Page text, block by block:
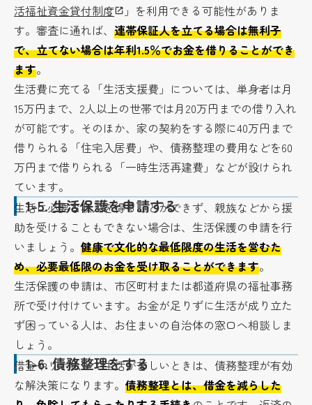
活福祉資金貸付制度
」を利用できる可能性がありま
す。審査に通れば、連帯保証人を立てる場合は無利子
で、立てない場合は年利1.5％でお金を借りることができ
ます。
生活費に充てる「生活支援費」については、単身者は月
15万円まで、2人以上の世帯では月20万円までの借り入れ
が可能です。そのほか、家の契約をする際に40万円まで
借りられる「住宅入居費」や、債務整理の費用などを60
万円まで借りられる「一時生活再建費」などが設けられ
ています。
1-5.生活保護を申請する
生活に必要な収入を得ることができず、親族などから援
助を受けることもできない場合は、生活保護の申請を行
いましょう。健康で文化的な最低限度の生活を営むた
め、必要最低限のお金を受け取ることができます。
生活保護の申請は、市区町村または都道府県の福祉事務
所で受け付けています。お金が足りずに生活が成り立た
ず困っている人は、お住まいの自治体の窓口へ相談しま
しょう。
1-6.債務整理をする
借金やリボ払いで生活が苦しいときは、債務整理が有効
な解決策になります。債務整理とは、借金を減らした